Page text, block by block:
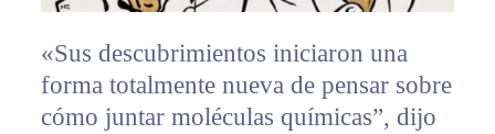
«Sus descubrimientos iniciaron una
forma totalmente nueva de pensar sobre
cómo juntar moléculas químicas”, dijo